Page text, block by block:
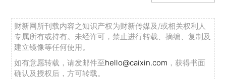
财新网所刊载内容之知识产权为财新传媒及/或相关权利人
专属所有或持有。未经许可，禁止进行转载、摘编、复制及
建立镜像等任何使用。
如有意愿转载，请发邮件至hello@caixin.com ，获得书面
确认及授权后，方可转载。